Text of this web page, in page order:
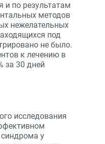
и по результатам
методов
нежелательных
под
не было.
к лечению в
за 30 дней
исследования
синдрома у